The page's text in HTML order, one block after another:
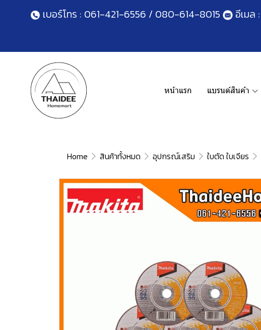
เบอร์โทร : 061-421-6556 / 080-614-8015 อีเมล :
หน้าแรก แบรนด์สินค้า
Home สินค้าทั้งหมด อุปกรณ์เสริม ใบตัด ใบเจียร